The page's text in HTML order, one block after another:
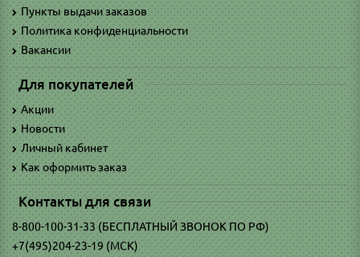
Пункты выдачи заказов
Политика конфиденциальности
Вакансии
Для покупателей
Акции
Новости
Личный кабинет
Как оформить заказ
Контакты для связи
8-800-100-31-33 (БЕСПЛАТНЫЙ ЗВОНОК ПО РФ)
+7(495)204-23-19 (МСК)